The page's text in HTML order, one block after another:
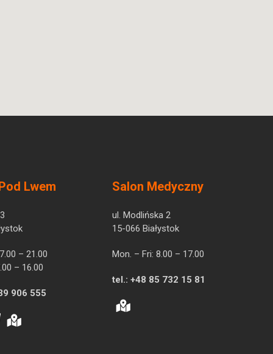
Lwem
– 21.00
– 16.00
906 555
Salon Medyczny
ul. Modlińska 2
15-066 Białystok
Mon. – Fri: 8.00 – 17.00
tel.: +48 85 732 15 81